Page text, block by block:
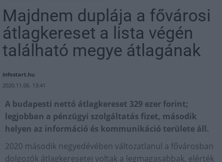
Majdnem duplája a fővárosi
átlagkereset a lista végén
található megye átlagának
infostart.hu
2020.11.06. 13:41
A budapesti nettó átlagkereset 329 ezer forint;
legjobban a pénzügyi szolgáltatás fizet, második
helyen az információ és kommunikáció területe áll.
2020 második negyedévében változatlanul a fővárosban
dolgozók átlagkeresetei voltak a legmagasabbak, elérték